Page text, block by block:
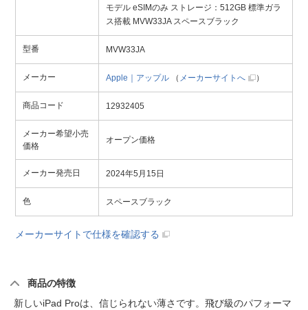
モデル eSIMのみ ストレージ：512GB 標準ガラ
ス搭載 MVW33JA スペースブラック
型番 MVW33JA
メーカー Apple｜アップル （ メーカーサイトへ ）
商品コード 12932405
メーカー希望小売
価格
オープン価格
メーカー発売日 2024年5月15日
色 スペースブラック
メーカーサイトで仕様を確認する
商品の特徴
新しいiPad Proは、信じられない薄さです。飛び級のパフォーマ